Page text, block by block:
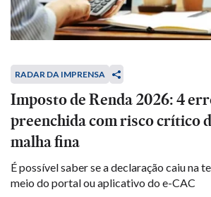
RADAR DA IMPRENSA
Imposto de Renda 2026: 4
preenchida com risco crítico
malha fina
É possível saber se a declaração caiu na
meio do portal ou aplicativo do e-CAC